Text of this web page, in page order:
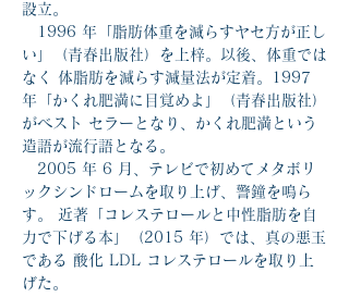
設立。
1996 年「脂肪体重を減らすヤセ方が正し
い」（青春出版社）を上梓。以後、体重では
なく 体脂肪を減らす減量法が定着。1997
年「かくれ肥満に目覚めよ」（青春出版社）
がベスト セラーとなり、かくれ肥満という
造語が流行語となる。
2005 年 6 月、テレビで初めてメタボリ
ックシンドロームを取り上げ、警鐘を鳴ら
す。 近著「コレステロールと中性脂肪を自
力で下げる本」（2015 年）では、真の悪玉
である 酸化 LDL コレステロールを取り上
げた。